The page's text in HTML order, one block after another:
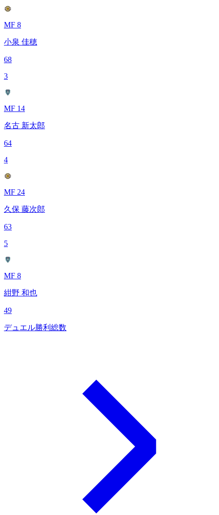
MF 8
小泉 佳穂
68
3
MF 14
名古 新太郎
64
4
MF 24
久保 藤次郎
63
5
MF 8
紺野 和也
49
デュエル勝利総数